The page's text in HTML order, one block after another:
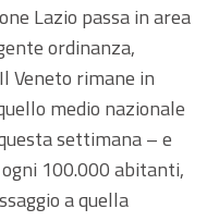
Lazio passa in area
ordinanza,
Veneto rimane in
medio nazionale
settimana – e
100.000 abitanti,
a quella